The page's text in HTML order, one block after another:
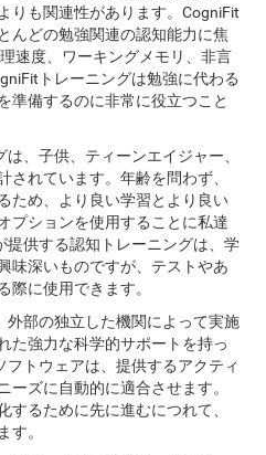
りも関連性があります。CogniFit
んどの勉強関連の認知能力に焦
速度、ワーキングメモリ、非言
トレーニングは勉強に代わる
準備するのに非常に役立つこと
、子供、ティーンエイジャー、
されています。年齢を問わず、
ため、より良い学習とより良い
プションを使用することに私達
提供する認知トレーニングは、学
味深いものですが、テストやあ
際に使用できます。
外部の独立した機関によって実施
た強力な科学的サポートを持っ
トウェアは、提供するアクティ
ーズに自動的に適合させます。
するために先に進むにつれて、
す。